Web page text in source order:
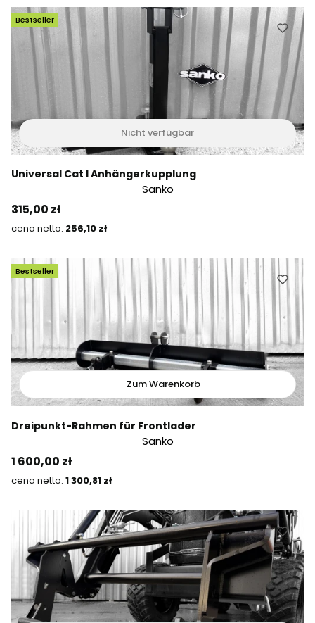
Bestseller
Nicht verfügbar
Universal Cat I Anhängerkupplung
Sanko
Preis
315,00 zł
Preis
256,10 zł
Bestseller
Zum Warenkorb
Dreipunkt-Rahmen für Frontlader
Sanko
Preis
1 600,00 zł
Preis
1 300,81 zł